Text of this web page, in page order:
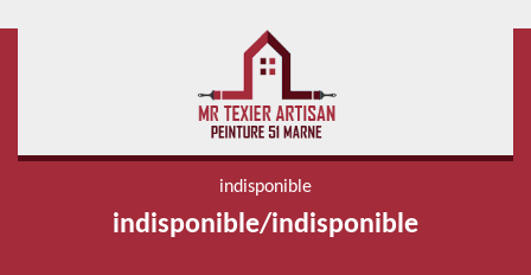
indisponible
indisponible/indisponible